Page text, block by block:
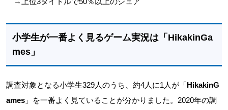
小学生が一番よく見るゲーム実況は「HikakinGa
mes」
調査対象となる小学生329人のうち、約4人に1人が「HikakinG
ames 」を一番よく見ていることが分かりました。2020年の調